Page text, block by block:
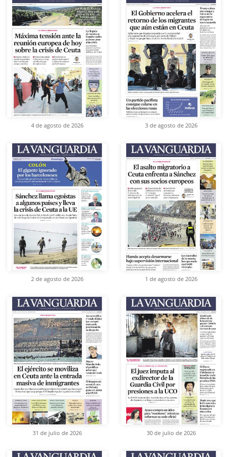
4 de agosto de 2026 3 de agosto de 2026
2 de agosto de 2026 1 de agosto de 2026
31 de julio de 2026 30 de julio de 2026